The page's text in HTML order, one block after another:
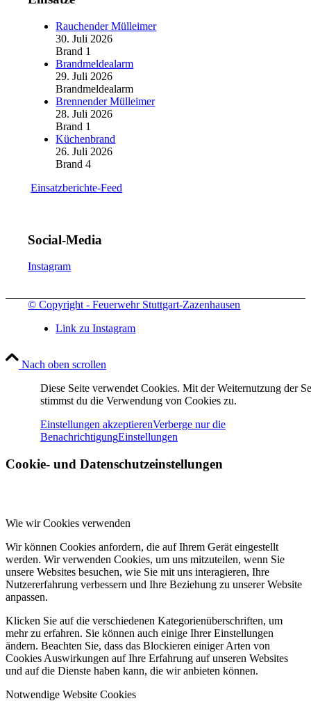
Rauchender Mülleimer
30. Juli 2026
Brand 1
Brandmeldealarm
29. Juli 2026
Brandmeldealarm
Brennender Mülleimer
28. Juli 2026
Brand 1
Küchenbrand
26. Juli 2026
Brand 4
Einsatzberichte-Feed
Social-Media
Instagram
© Copyright - Feuerwehr Stuttgart-Zazenhausen
Link zu Instagram
Nach oben scrollen
Diese Seite verwendet Cookies. Mit der Weiternutzung der
stimmst du die Verwendung von Cookies zu.
Einstellungen akzeptierenVerberge nur die
BenachrichtigungEinstellungen
Cookie- und Datenschutzeinstellungen
Wie wir Cookies verwenden
Wir können Cookies anfordern, die auf Ihrem Gerät eingestellt
werden. Wir verwenden Cookies, um uns mitzuteilen, wenn Sie
unsere Websites besuchen, wie Sie mit uns interagieren, Ihre
Nutzererfahrung verbessern und Ihre Beziehung zu unserer Website
anpassen.
Klicken Sie auf die verschiedenen Kategorienüberschriften, um
mehr zu erfahren. Sie können auch einige Ihrer Einstellungen
ändern. Beachten Sie, dass das Blockieren einiger Arten von
Cookies Auswirkungen auf Ihre Erfahrung auf unseren Websites
und auf die Dienste haben kann, die wir anbieten können.
Notwendige Website Cookies